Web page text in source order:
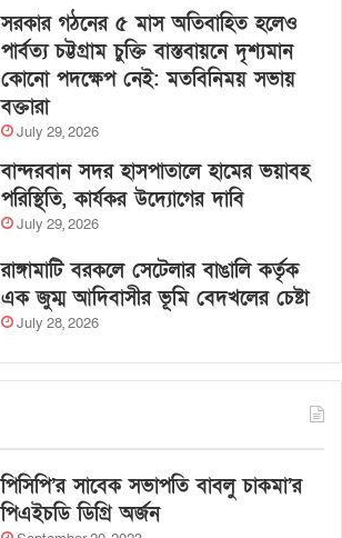
সরকার গঠনের ৫ মাস অতিবাহিত হলেও
পার্বত্য চট্টগ্রাম চুক্তি বাস্তবায়নে দৃশ্যমান
কোনো পদক্ষেপ নেই: মতবিনিময় সভায়
বক্তারা
July 29, 2026
বান্দরবান সদর হাসপাতালে হামের ভয়াবহ
পরিস্থিতি, কার্যকর উদ্যোগের দাবি
July 29, 2026
রাঙ্গামাটি বরকলে সেটেলার বাঙালি কর্তৃক
এক জুম্ম আদিবাসীর ভূমি বেদখলের চেষ্টা
July 28, 2026
পিসিপি’র সাবেক সভাপতি বাবলু চাকমা’র
পিএইচডি ডিগ্রি অর্জন